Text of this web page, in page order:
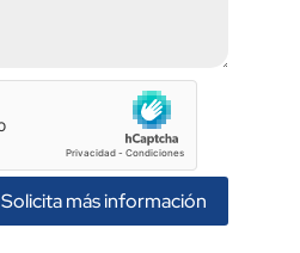
Solicita más información